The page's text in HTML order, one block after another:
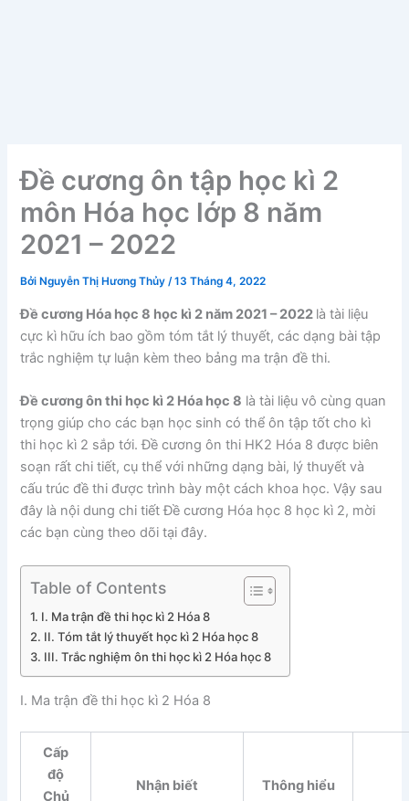
Đề cương ôn tập học kì 2
môn Hóa học lớp 8 năm
2021 – 2022
Bởi Nguyễn Thị Hương Thủy/13 Tháng 4, 2022
Đề cương Hóa học 8 học kì 2 năm 2021 – 2022 là tài liệu
cực kì hữu ích bao gồm tóm tắt lý thuyết, các dạng bài tập
trắc nghiệm tự luận kèm theo bảng ma trận đề thi.
Đề cương ôn thi học kì 2 Hóa học 8 là tài liệu vô cùng quan
trọng giúp cho các bạn học sinh có thể ôn tập tốt cho kì
thi học kì 2 sắp tới. Đề cương ôn thi HK2 Hóa 8 được biên
soạn rất chi tiết, cụ thể với những dạng bài, lý thuyết và
cấu trúc đề thi được trình bày một cách khoa học. Vậy sau
đây là nội dung chi tiết Đề cương Hóa học 8 học kì 2, mời
các bạn cùng theo dõi tại đây.
Table of Contents
I. Ma trận đề thi học kì 2 Hóa 8
II. Tóm tắt lý thuyết học kì 2 Hóa học 8
III. Trắc nghiệm ôn thi học kì 2 Hóa học 8
I. Ma trận đề thi học kì 2 Hóa 8
Cấp
độ
Chủ
Nhận biết Thông hiểu